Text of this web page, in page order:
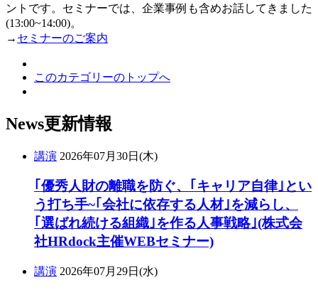
ントです。セミナーでは、企業事例も含めお話してきました
(13:00~14:00)。
→ セミナーのご案内
このカテゴリーのトップへ
News更新情報
講演 2026年07月30日(木)
｢優秀人財の離職を防ぐ、｢キャリア自律｣とい
う打ち手~｢会社に依存する人材｣を減らし、
｢選ばれ続ける組織｣を作る人事戦略｣(株式会
社HRdock主催WEBセミナー)
講演 2026年07月29日(水)